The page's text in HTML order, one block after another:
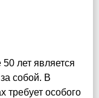
лет является
собой. В
требует особого